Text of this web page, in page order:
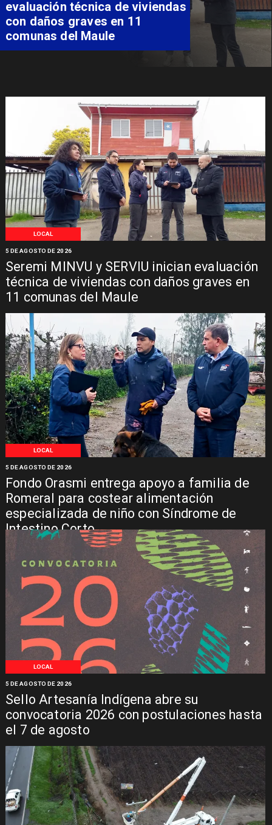
LOCAL
Seremi MINVU y SERVIU inician evaluación
técnica de viviendas con daños graves en
11 comunas del Maule
5 DE AGOSTO DE 2026
LOCAL
Fondo Orasmi entrega apoyo a familia de
Romeral para costear alimentación
especializada de niño con Síndrome de
Intestino Corto
5 DE AGOSTO DE 2026
LOCAL
Sello Artesanía Indígena abre su
convocatoria 2026 con postulaciones hasta
el 7 de agosto
5 DE AGOSTO DE 2026
costear alimentación
especializada de niño con
Síndrome de Intestino Corto